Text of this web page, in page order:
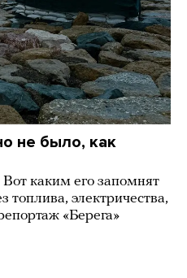
не было, как
каким его запомнят
топлива, электричества,
«Берега»